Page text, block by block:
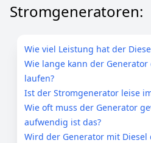
Stromgeneratoren:
Wie viel Leistung hat der
Wie lange kann der
laufen?
Ist der Stromgenerator leise
Wie oft muss der Generator
aufwendig ist das?
Wird der Generator mit